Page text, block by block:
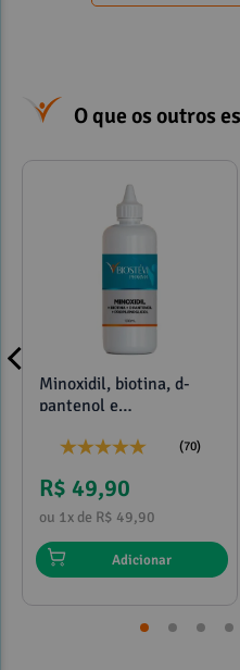
Observações:
Referências:
O que os outros
Minoxidil, biotina, d-
pantenol e
(70)
R$ 49,90
ou 1x de R$ 49,90
Adicionar